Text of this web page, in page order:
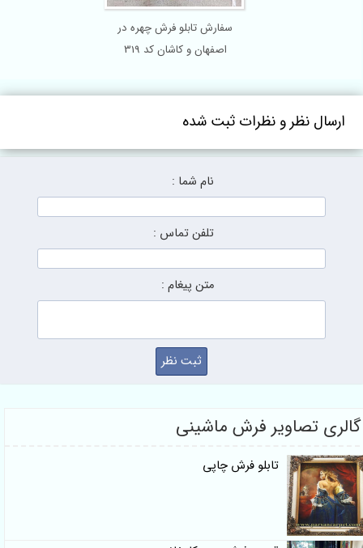
سفارش تابلو فرش چهره در
اصفهان و کاشان کد 319
ارسال نظر و نظرات ثبت شده
نام شما :
تلفن تماس :
متن پیغام :
گالری تصاویر فرش ماشینی
تابلو فرش چاپی